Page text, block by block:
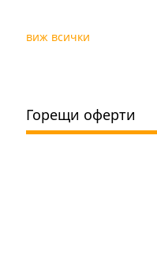
виж всички
Горещи оферти